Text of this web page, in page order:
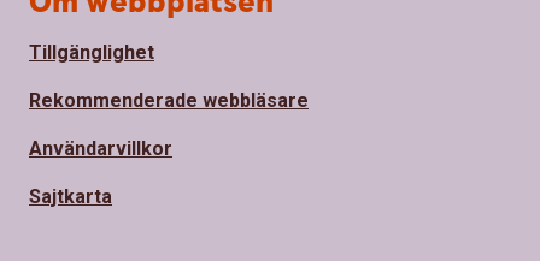
Tillgänglighet
Rekommenderade webbläsare
Användarvillkor
Sajtkarta